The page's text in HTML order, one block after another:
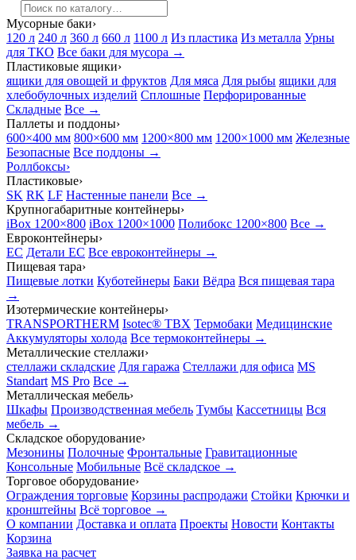
Мусорные баки›
120 л 240 л 360 л 660 л 1100 л Из пластика Из металла Урны
для ТКО Все баки для мусора →
Пластиковые ящики›
ящики для овощей и фруктов Для мяса Для рыбы ящики для
хлебобулочных изделий Сплошные Перфорированные
Складные Все →
Паллеты и поддоны›
600×400 мм 800×600 мм 1200×800 мм 1200×1000 мм Железные
Безопасные Все поддоны →
Роллбоксы›
Пластиковые›
SK RK LF Настенные панели Все →
Крупногабаритные контейнеры›
iBox 1200×800 iBox 1200×1000 Полибокс 1200×800 Все →
Евроконтейнеры›
EC Детали EC Все евроконтейнеры →
Пищевая тара›
Пищевые лотки Куботейнеры Баки Вёдра Вся пищевая тара
→
Изотермические контейнеры›
TRANSPORTHERM Isotec® TBX Термобаки Медицинские
Аккумуляторы холода Все термоконтейнеры →
Металлические стеллажи›
стеллажи складские Для гаража Стеллажи для офиса MS
Standart MS Pro Все →
Металлическая мебель›
Шкафы Производственная мебель Тумбы Кассетницы Вся
мебель →
Складское оборудование›
Мезонины Полочные Фронтальные Гравитационные
Консольные Мобильные Всё складское →
Торговое оборудование›
Ограждения торговые Корзины распродажи Стойки Крючки и
кронштейны Всё торговое →
О компании Доставка и оплата Проекты Новости Контакты
Корзина
Заявка на расчет